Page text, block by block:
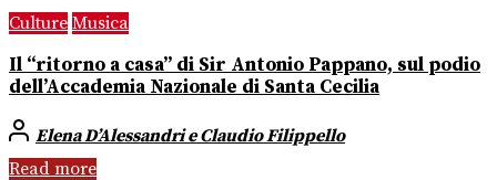
Culture Musica
Il “ritorno a casa” di Sir Antonio Pappano, sul podio
dell’Accademia Nazionale di Santa Cecilia
Elena D’Alessandri e Claudio Filippello
Read more